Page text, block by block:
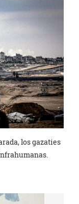
los gazaties